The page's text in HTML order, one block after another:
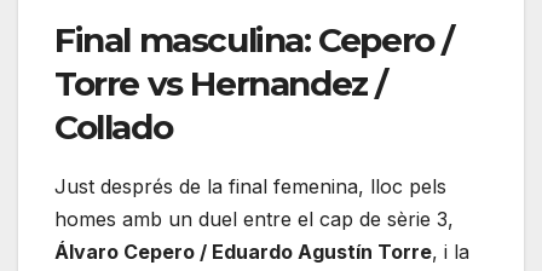
Final masculina: Cepero /
Torre vs Hernandez /
Collado
Just després de la final femenina, lloc pels
homes amb un duel entre el cap de sèrie 3,
Álvaro Cepero / Eduardo Agustín Torre, i la